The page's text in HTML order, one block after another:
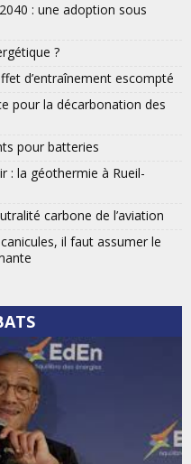
: une adoption sous
?
d’entraînement escompté
pour la décarbonation des
pour batteries
: la géothermie à Rueil-
carbone de l’aviation
il faut assumer le